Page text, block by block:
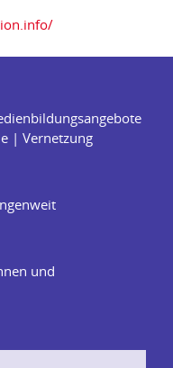
| Vernetzung
und